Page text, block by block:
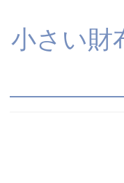
小さい財